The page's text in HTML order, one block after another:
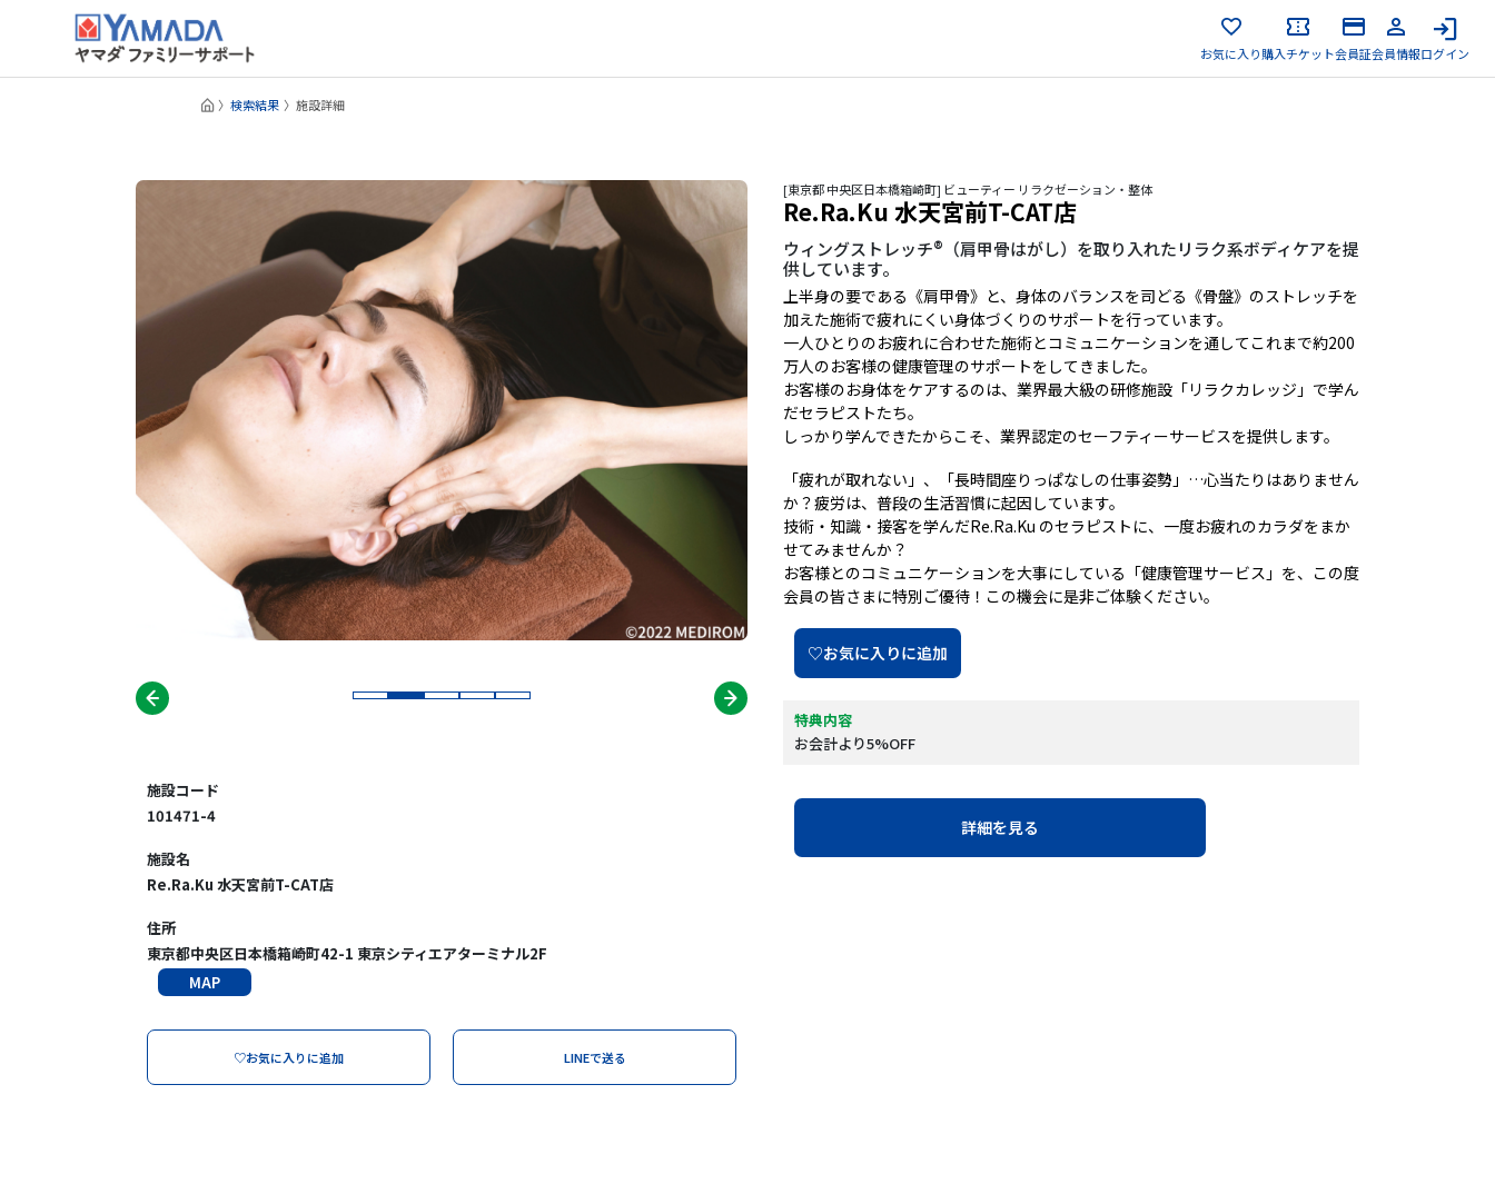
お気に入り購入チケット会員証会員情報ログイン
検索結果 施設詳細
[東京都 中央区日本橋箱崎町] ビューティー リラクゼーション・整体
Re.Ra.Ku 水天宮前T-CAT店
ウィングストレッチ®（肩甲骨はがし）を取り入れたリラク系ボディケアを提
供しています。
上半身の要である《肩甲骨》と、身体のバランスを司どる《骨盤》のストレッチを
加えた施術で疲れにくい身体づくりのサポートを行っています。
一人ひとりのお疲れに合わせた施術とコミュニケーションを通してこれまで約200
万人のお客様の健康管理のサポートをしてきました。
お客様のお身体をケアするのは、業界最大級の研修施設「リラクカレッジ」で学ん
だセラピストたち。
しっかり学んできたからこそ、業界認定のセーフティーサービスを提供します。
「疲れが取れない」、「長時間座りっぱなしの仕事姿勢」…心当たりはありません
か？疲労は、普段の生活習慣に起因しています。
技術・知識・接客を学んだRe.Ra.Ku のセラピストに、一度お疲れのカラダをまか
せてみませんか？
お客様とのコミュニケーションを大事にしている「健康管理サービス」を、この度
会員の皆さまに特別ご優待！この機会に是非ご体験ください。
♡お気に入りに追加
特典内容
お会計より5%OFF
詳細を見る
施設コード
101471-4
施設名
Re.Ra.Ku 水天宮前T-CAT店
住所
東京都中央区日本橋箱崎町42-1 東京シティエアターミナル2F
MAP
♡お気に入りに追加 LINEで送る